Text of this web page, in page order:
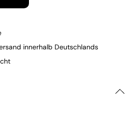
innerhalb Deutschlands